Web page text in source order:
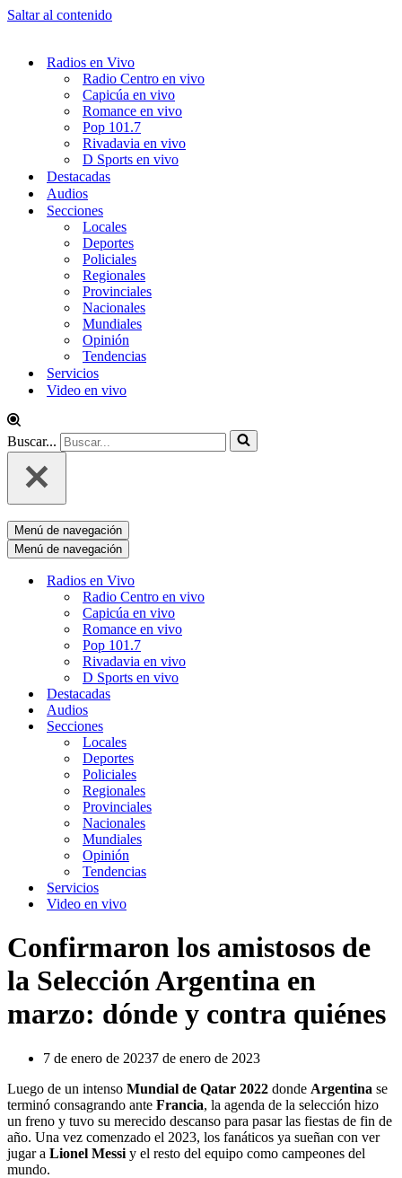
Saltar al contenido
Radios en Vivo
Radio Centro en vivo
Capicúa en vivo
Romance en vivo
Pop 101.7
Rivadavia en vivo
D Sports en vivo
Destacadas
Audios
Secciones
Locales
Deportes
Policiales
Regionales
Provinciales
Nacionales
Mundiales
Opinión
Tendencias
Servicios
Video en vivo
Buscar...
Menú de navegación
Menú de navegación
Radios en Vivo
Radio Centro en vivo
Capicúa en vivo
Romance en vivo
Pop 101.7
Rivadavia en vivo
D Sports en vivo
Destacadas
Audios
Secciones
Locales
Deportes
Policiales
Regionales
Provinciales
Nacionales
Mundiales
Opinión
Tendencias
Servicios
Video en vivo
Confirmaron los amistosos de
la Selección Argentina en
marzo: dónde y contra quiénes
7 de enero de 20237 de enero de 2023
Luego de un intenso Mundial de Qatar 2022 donde Argentina se
terminó consagrando ante Francia, la agenda de la selección hizo
un freno y tuvo su merecido descanso para pasar las fiestas de fin de
año. Una vez comenzado el 2023, los fanáticos ya sueñan con ver
jugar a Lionel Messi y el resto del equipo como campeones del
mundo.